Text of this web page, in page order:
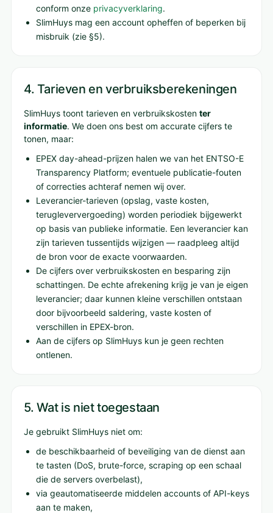
conform onze privacyverklaring.
SlimHuys mag een account opheffen of beperken bij
misbruik (zie §5).
4. Tarieven en verbruiksberekeningen
SlimHuys toont tarieven en verbruikskosten ter
informatie. We doen ons best om accurate cijfers te
tonen, maar:
EPEX day-ahead-prijzen halen we van het ENTSO-E
Transparency Platform; eventuele publicatie-fouten
of correcties achteraf nemen wij over.
Leverancier-tarieven (opslag, vaste kosten,
terugleververgoeding) worden periodiek bijgewerkt
op basis van publieke informatie. Een leverancier kan
zijn tarieven tussentijds wijzigen — raadpleeg altijd
de bron voor de exacte voorwaarden.
De cijfers over verbruikskosten en besparing zijn
schattingen. De echte afrekening krijg je van je eigen
leverancier; daar kunnen kleine verschillen ontstaan
door bijvoorbeeld saldering, vaste kosten of
verschillen in EPEX-bron.
Aan de cijfers op SlimHuys kun je geen rechten
ontlenen.
5. Wat is niet toegestaan
Je gebruikt SlimHuys niet om:
de beschikbaarheid of beveiliging van de dienst aan
te tasten (DoS, brute-force, scraping op een schaal
die de servers overbelast),
via geautomatiseerde middelen accounts of API-keys
aan te maken,